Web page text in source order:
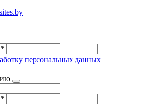
*
персональных данных
*